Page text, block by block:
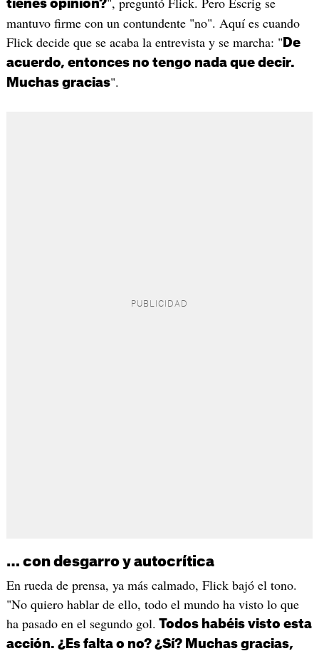
tienes opinión?
mantuvo firme con un contundente "no". Aquí es cuando
Flick decide que se acaba la entrevista y se marcha: " De
acuerdo, entonces no tengo nada que decir.
Muchas gracias".
… con desgarro y autocrítica
En rueda de prensa, ya más calmado, Flick bajó el tono.
"No quiero hablar de ello, todo el mundo ha visto lo que
ha pasado en el segundo gol. Todos habéis visto esta
acción. ¿Es falta o no? ¿Sí? Muchas gracias,